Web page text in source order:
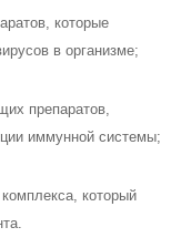
которые
в организме;
препаратов,
иммунной системы;
который